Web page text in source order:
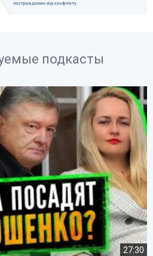
подкасты
27:30